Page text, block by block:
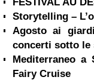
Storytelling –
Agosto ai
concerti sotto le
Mediterraneo a
Fairy Cruise